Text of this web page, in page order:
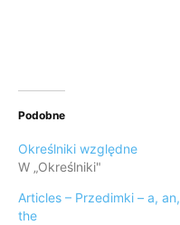
Podobne
Określniki względne
W „Określniki"
Articles – Przedimki – a, an,
the